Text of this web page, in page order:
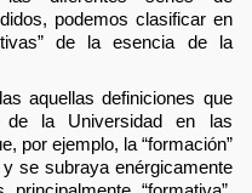
podemos clasificar en
de la esencia de la
aquellas definiciones que
de la Universidad en las
por ejemplo, la “formación”
se subraya enérgicamente